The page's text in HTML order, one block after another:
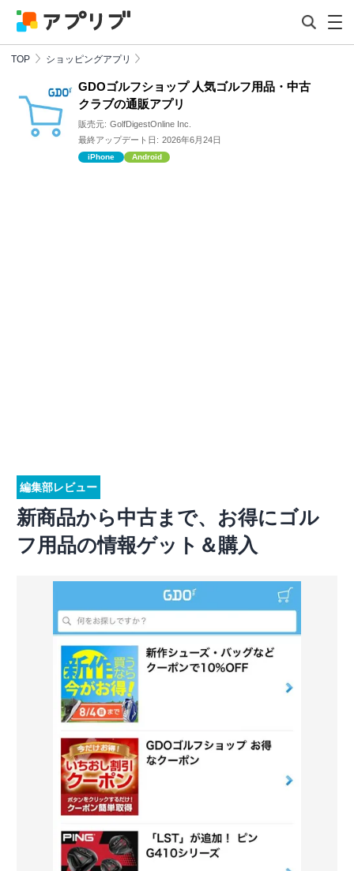
TOP ショッピングアプリ
GDOゴルフショップ 人気ゴルフ用品・中古
クラブの通販アプリ
販売元: GolfDigestOnline Inc.
最終アップデート日: 2026年6月24日
iPhone Android
編集部レビュー
新商品から中古まで、お得にゴル
フ用品の情報ゲット＆購入